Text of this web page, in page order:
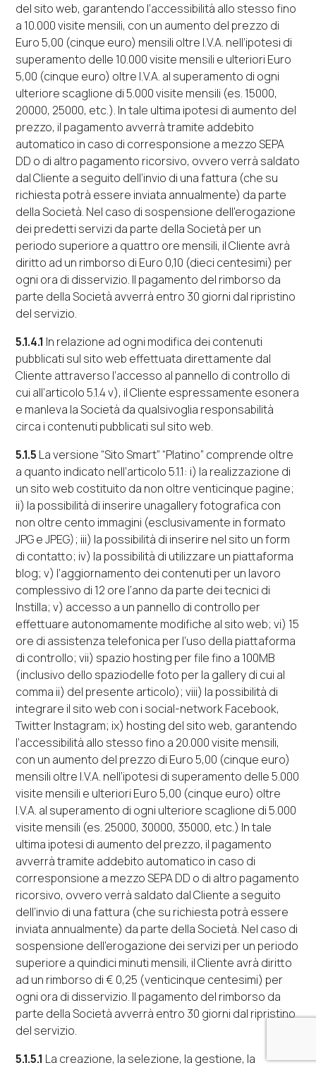
del sitoweb, garantendo l’accessibilità allo stesso fino
a 10.000 visite mensili, con un aumento del prezzo di
Euro 5,00 (cinque euro) mensili oltre I.V.A. nell’ipotesi di
superamento delle 10.000 visite mensili e ulteriori Euro
5,00 (cinque euro) oltre I.V.A. al superamento di ogni
ulteriore scaglione di 5.000 visite mensili (es. 15000,
20000, 25000, etc.). In tale ultima ipotesi di aumento del
prezzo, il pagamento avverrà tramite addebito
automatico in caso di corresponsione a mezzo SEPA
DD o di altro pagamento ricorsivo, ovvero verrà saldato
dal Cliente a seguito dell’invio di una fattura (che su
richiesta potrà essere inviata annualmente) da parte
della Società. Nel caso di sospensione dell’erogazione
dei predetti servizi da parte della Società per un
periodo superiore a quattro ore mensili, il Cliente avrà
diritto ad un rimborso di Euro 0,10 (dieci centesimi) per
ogni ora di disservizio. Il pagamento del rimborso da
parte della Società avverrà entro 30 giorni dal ripristino
del servizio.
5.1.4.1 In relazione ad ogni modifica dei contenuti
pubblicati sul sitoweb effettuata direttamente dal
Cliente attraverso l’accesso al pannello di controllo di
cui all’articolo 5.1.4v), il Cliente espressamente esonera
e manleva la Società da qualsivoglia responsabilità
circa i contenuti pubblicati sul sitoweb.
5.1.5 La versione “Sito Smart” “Platino” comprende oltre
a quanto indicato nell’articolo 5.1.1: i) la realizzazione di
un sitoweb costituito da non oltre venticinque pagine;
ii) la possibilità di inserire unagalleryfotografica con
non oltre cento immagini (esclusivamente in formato
JPG e JPEG); iii) la possibilità di inserire nel sito unform
di contatto; iv) la possibilità di utilizzare un piattaforma
blog; v) l’aggiornamento dei contenuti per un lavoro
complessivo di 12 ore l’anno da parte dei tecnici di
Instilla; v) accesso a un pannello di controllo per
effettuare autonomamente modifiche al sitoweb; vi) 15
ore di assistenza telefonica per l’uso della piattaforma
di controllo; vii) spazio hosting perfilefino a 100MB
(inclusivo dello spaziodelle foto per la gallerydi cui al
comma ii) del presente articolo); viii) la possibilità di
integrare il sitoweb con i social-networkFacebook,
TwitterInstagram; ix) hosting del sitoweb, garantendo
l’accessibilità allo stesso fino a 20.000 visite mensili,
con un aumento del prezzo di Euro 5,00 (cinque euro)
mensili oltre I.V.A. nell’ipotesi di superamento delle 5.000
visite mensili e ulteriori Euro 5,00 (cinque euro) oltre
I.V.A. al superamento di ogni ulteriore scaglione di 5.000
visite mensili (es. 25000, 30000, 35000, etc.) In tale
ultima ipotesi di aumento del prezzo, il pagamento
avverrà tramite addebito automatico in caso di
corresponsione a mezzo SEPA DD o di altro pagamento
ricorsivo, ovvero verrà saldato dal Cliente a seguito
dell’invio di una fattura (che su richiesta potrà essere
inviata annualmente) da parte della Società. Nel caso di
sospensione dell’erogazione dei servizi per un periodo
superiore a quindici minuti mensili, il Cliente avrà diritto
ad un rimborso di € 0,25 (venticinque centesimi) per
ogni ora di disservizio. Il pagamento del rimborso da
parte della Società avverrà entro 30 giorni dal ripristino
del servizio.
5.1.5.1 La creazione, la selezione, la gestione, la